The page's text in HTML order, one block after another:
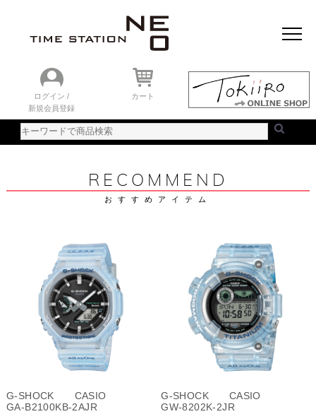
ログイン /
新規会員登録
カート
RECOMMEND
おすすめアイテム
G-SHOCK CASIO
GA-B2100KB-2AJR
G-SHOCK CASIO
GW-8202K-2JR
おすすめアイテム
ニュース＆トピック
時計を探す
ランキング
ご利用ガイド